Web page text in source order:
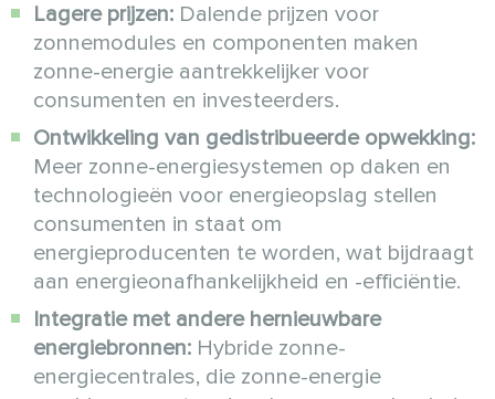
Lagere prijzen: Dalende prijzen voor
zonnemodules en componenten maken
zonne-energie aantrekkelijker voor
consumenten en investeerders.
Ontwikkeling van gedistribueerde opwekking:
Meer zonne-energiesystemen op daken en
technologieën voor energieopslag stellen
consumenten in staat om
energieproducenten te worden, wat bijdraagt
aan energieonafhankelijkheid en -efficiëntie.
Integratie met andere hernieuwbare
energiebronnen: Hybride zonne-
energiecentrales, die zonne-energie